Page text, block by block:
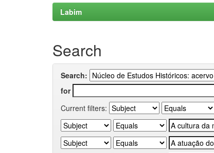
Labim
Search
Search:
for
Current filters: